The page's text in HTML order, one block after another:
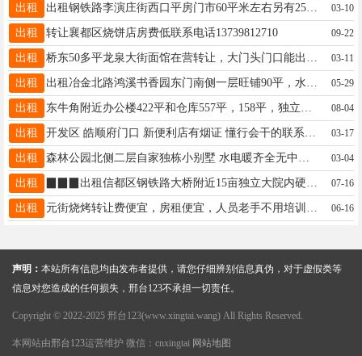
出租 出租钢铁路李演庄街西口平房门市60平米左右另有25平米单间水电齐全交通便利价格优惠联系电话13932971011 03-10
出租 转让襄都区烧饼店房费低联系电话13739812710 09-22
出租 03-11
出租 05-29
出租 08-04
出租 03-17
出租 03-04
出租 07-16
出租 06-16
声明： 本站所有信息均由发布者提供，请您仔细辨别信息真伪，对于虚假类等
信息对您造成的任何损失，邢台123不承担一切责任。
Copyright © 2022-2025 邢台123(www.xingtai.wang) All Rights Reserved.
本网站由邢台123运营维护 微信：cnxingtai 网站地图